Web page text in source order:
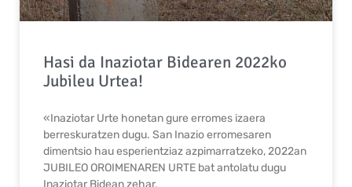
Hasi da Inaziotar Bidearen 2022ko
Jubileu Urtea!
«Inaziotar Urte honetan gure erromes izaera
berreskuratzen dugu. San Inazio erromesaren
dimentsio hau esperientziaz azpimarratzeko, 2022an
JUBILEO OROIMENAREN URTE bat antolatu dugu
Inaziotar Bidean zehar,